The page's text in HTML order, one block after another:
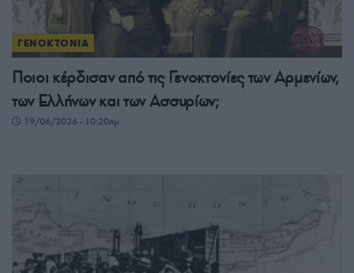
ΓΕΝΟΚΤΟΝΙΑ
Ποιοι κέρδισαν από τις Γενοκτονίες των Αρμενίων,
των Ελλήνων και των Ασσυρίων;
19/06/2026 - 10:20πμ